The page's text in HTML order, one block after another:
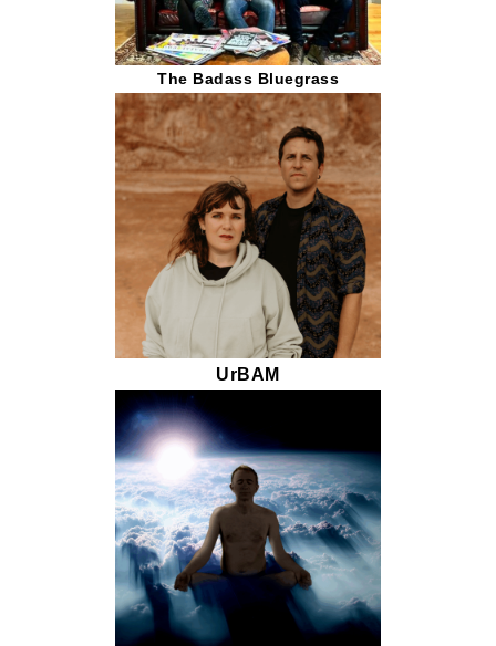
The Badass Bluegrass
UrBAM